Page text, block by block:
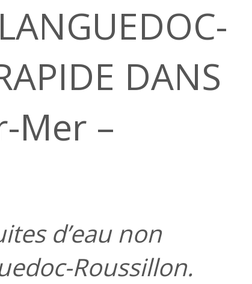
DANS
Mer –
d’eau non
Roussillon.